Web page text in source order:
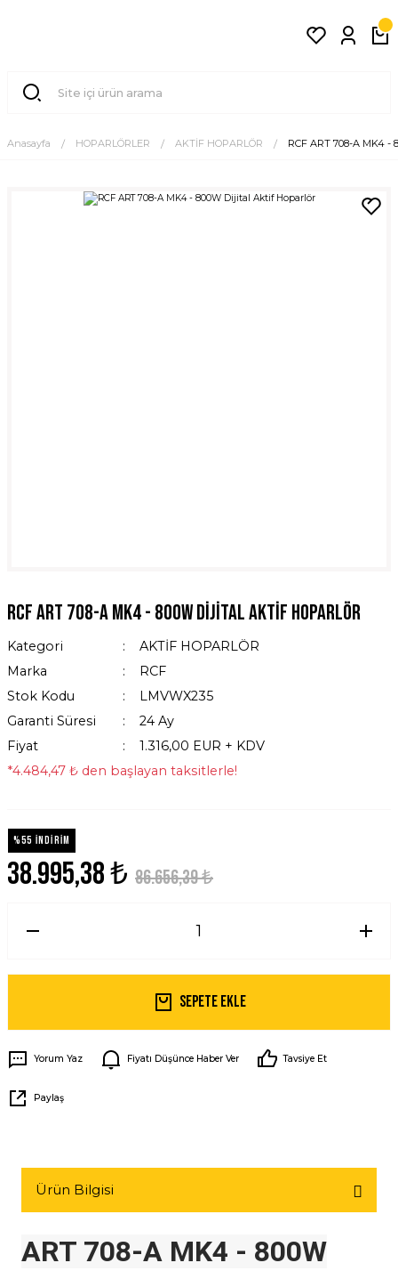
Anasayfa HOPARLÖRLER AKTİF HOPARLÖR RCF ART 708-A MK4
RCF ART 708-A MK4 - 800W Dijital Aktif Hoparlör
Kategori
AKTİF HOPARLÖR
Marka
RCF
Stok Kodu
LMVWX235
Garanti Süresi
24 Ay
Fiyat
1.316,00 EUR + KDV
*4.484,47 ₺ den başlayan taksitlerle!
%55 İNDİRİM
38.995,38 ₺ 86.656,39 ₺
Sepete Ekle
Yorum Yaz Fiyatı Düşünce Haber Ver Tavsiye Et
Paylaş
Ürün Bilgisi
ART 708-A MK4 - 800W